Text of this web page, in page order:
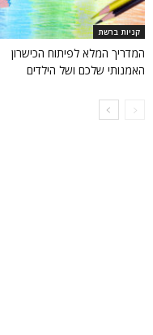
קניות ברשת
המדריך המלא לפיתוח הכישרון
האמנותי שלכם ושל הילדים